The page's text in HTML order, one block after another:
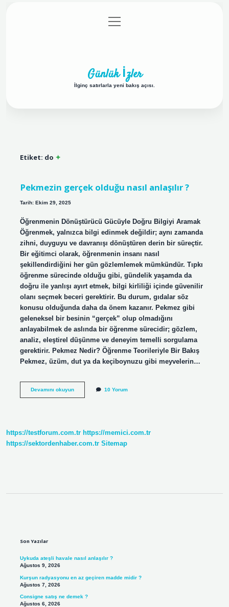
Gizlilik Politikası
menüyü
aç
Günlük İzler
İlginç satırlarla yeni bakış açısı.
Etiket: do
Pekmezin gerçek olduğu nasıl anlaşılır ?
Tarih: Ekim 29, 2025
Öğrenmenin Dönüştürücü Gücüyle Doğru Bilgiyi Aramak
Öğrenmek, yalnızca bilgi edinmek değildir; aynı zamanda
zihni, duyguyu ve davranışı dönüştüren derin bir süreçtir.
Bir eğitimci olarak, öğrenmenin insanı nasıl
şekillendirdiğini her gün gözlemlemek mümkündür. Tıpkı
öğrenme sürecinde olduğu gibi, gündelik yaşamda da
doğru ile yanlışı ayırt etmek, bilgi kirliliği içinde güvenilir
olanı seçmek beceri gerektirir. Bu durum, gıdalar söz
konusu olduğunda daha da önem kazanır. Pekmez gibi
geleneksel bir besinin “gerçek” olup olmadığını
anlayabilmek de aslında bir öğrenme sürecidir; gözlem,
analiz, eleştirel düşünme ve deneyim temelli sorgulama
gerektirir. Pekmez Nedir? Öğrenme Teorileriyle Bir Bakış
Pekmez, üzüm, dut ya da keçiboynuzu gibi meyvelerin…
Devamını okuyunPekmezin
10 Yorum
https://testforum.com.tr https://memici.com.tr
https://sektordenhaber.com.tr Sitemap
Son Yazılar
Uykuda ateşli havale nasıl anlaşılır ?
Ağustos 9, 2026
Kurşun radyasyonu en az geçiren madde midir ?
Ağustos 7, 2026
Consigne satış ne demek ?
Ağustos 6, 2026